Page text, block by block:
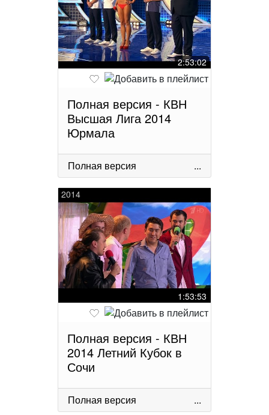
2:53:02
Полная версия - КВН
Высшая Лига 2014
Юрмала
Полная версия ...
2014
1:53:53
Полная версия - КВН
2014 Летний Кубок в
Сочи
Полная версия ...